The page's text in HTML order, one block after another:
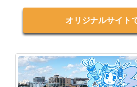
オリジナルサイト